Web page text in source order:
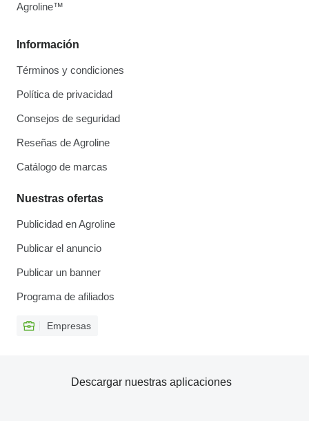
Información
Términos y condiciones
Política de privacidad
Consejos de seguridad
Reseñas de Agroline
Catálogo de marcas
Nuestras ofertas
Publicidad en Agroline
Publicar el anuncio
Publicar un banner
Programa de afiliados
Empresas
Agroline™
Descargar nuestras aplicaciones